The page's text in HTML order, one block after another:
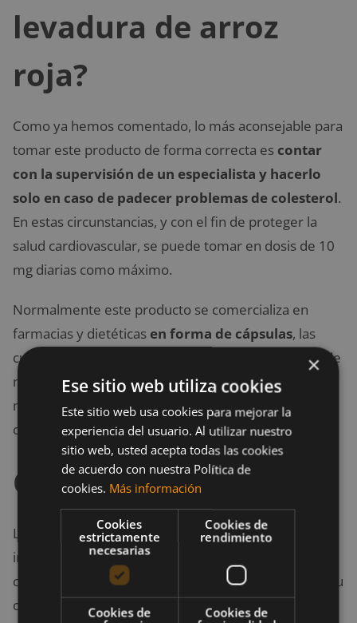
levadura de arroz
roja?
Como ya hemos comentado, lo más aconsejable para
tomar este producto de forma correcta es contar
con la supervisión de un especialista y hacerlo
solo en caso de padecer problemas de colesterol.
En estas circunstancias, y con el fin de proteger la
salud cardiovascular, se puede tomar en dosis de 10
mg diarias como máximo.
Normalmente este producto se comercializa en
farmacias y dietéticas en forma de cápsulas, las
cuales tienen una cantidad igual o inferior a 10 mg de
monacolina K. Con una de estas cápsulas al día es
más que suficiente para mantener a raya al
colesterol y cuidar la salud cardiovascular.
Conclusiones
La levadura de arroz rojo, tal y como su nombre
indica, proviene del arroz, el cual se ha fermentado a
causa de la acción del hongo monascus purpureus. Su
consumo se asocia directamente a los problemas
×
Ese sitio web utiliza cookies
Este sitio web usa cookies para mejorar la
experiencia del usuario. Al utilizar nuestro
sitio web, usted acepta todas las cookies
de acuerdo con nuestra Política de
cookies. Más información
Cookies
estrictamente
necesarias
Cookies de
rendimiento
Cookies de
Cookies de